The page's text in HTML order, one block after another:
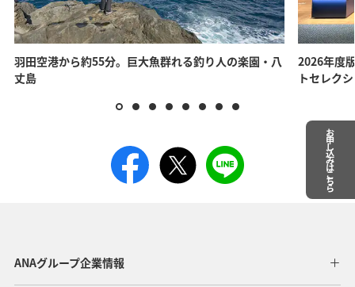
羽田空港から約55分。巨大魚群れる釣り人の楽園・八
丈島
2026年度
トセレク
お申し込みはこちら
ANAグループ企業情報